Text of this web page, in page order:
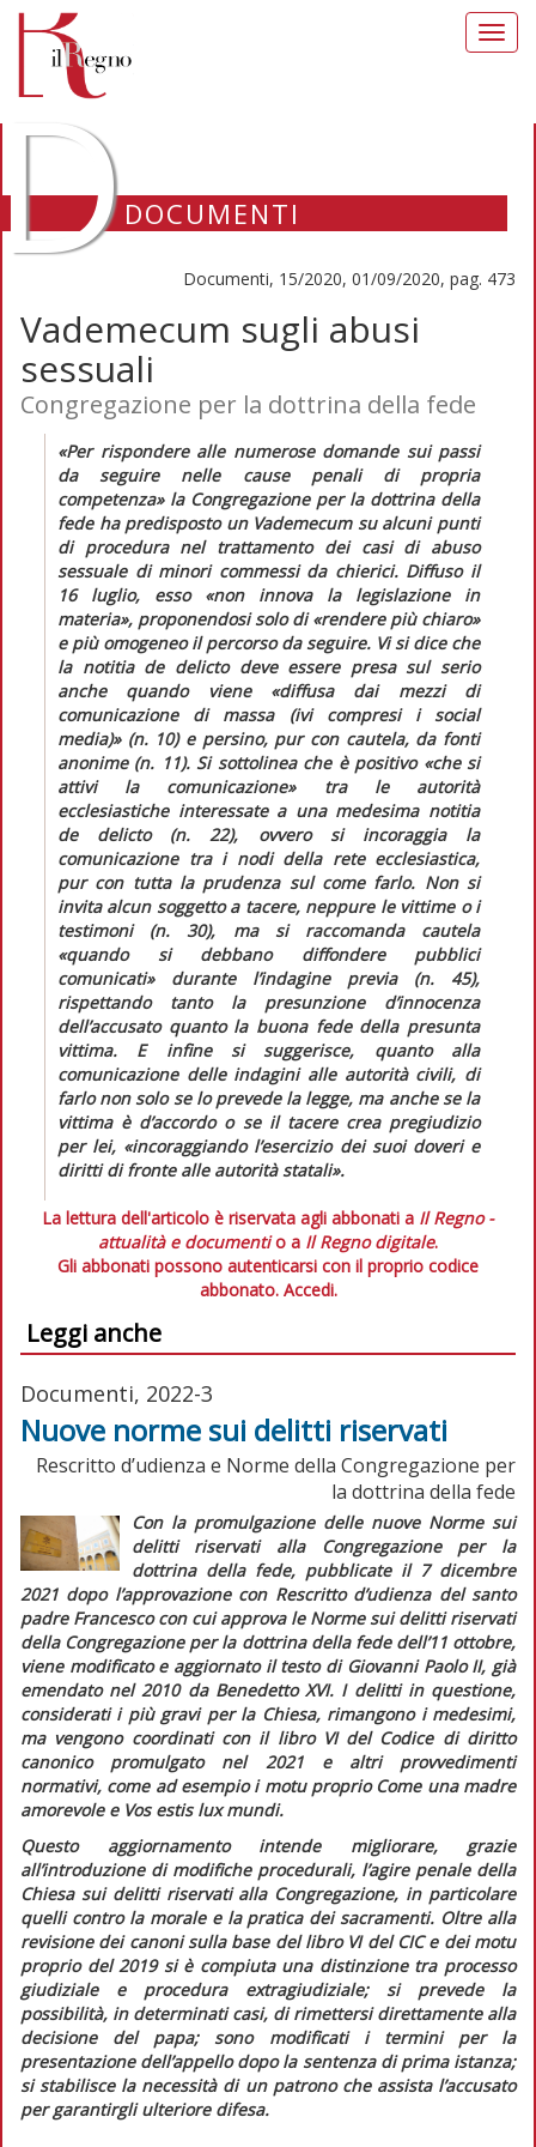
DOCUMENTI
Documenti, 15/2020, 01/09/2020, pag. 473
Vademecum sugli abusi
sessuali
Congregazione per la dottrina della fede
«Per rispondere alle numerose domande sui passi
da seguire nelle cause penali di propria
competenza» la Congregazione per la dottrina della
fede ha predisposto un Vademecumsu alcuni punti
di procedura nel trattamento dei casi di abuso
sessuale di minori commessi da chierici. Diffuso il
16 luglio, esso «non innova la legislazione in
materia», proponendosi solo di «rendere più chiaro»
e più omogeneo il percorso da seguire. Vi si dice che
la notitia de delictodeve essere presa sul serio
anche quando viene «diffusa dai mezzi di
comunicazione di massa (ivi compresi i social
media)» (n. 10) e persino, pur con cautela, da fonti
anonime (n. 11). Si sottolinea che è positivo «che si
attivi la comunicazione» tra le autorità
ecclesiastiche interessate a una medesima notitia
de delicto(n. 22), ovvero si incoraggia la
comunicazione tra i nodi della rete ecclesiastica,
pur con tutta la prudenza sul comefarlo. Non si
invita alcun soggetto a tacere, neppure le vittime o i
testimoni (n. 30), ma si raccomanda cautela
«quando si debbano diffondere pubblici
comunicati» durante l’indagine previa (n. 45),
rispettando tanto la presunzione d’innocenza
dell’accusato quanto la buona fede della presunta
vittima. E infine si suggerisce, quanto alla
comunicazione delle indagini alle autorità civili, di
farlo non solo se lo prevede la legge, ma anche se la
vittima è d’accordo o se il tacere crea pregiudizio
per lei, «incoraggiando l’esercizio dei suoi doveri e
diritti di fronte alle autorità statali».
La lettura dell'articolo è riservata agli abbonati a Il Regno -
attualità e documentio a Il Regno digitale.
Gli abbonati possono autenticarsi con il proprio codice
abbonato. Accedi.
Leggi anche
Documenti, 2022-3
Nuove norme sui delitti riservati
Rescritto d’udienza e Norme della Congregazione per
la dottrina della fede
Con la promulgazione delle nuove Norme sui
delitti riservati alla
Congregazione per la
dottrina della fede, pubblicate il 7 dicembre
2021 dopo l’approvazione con Rescritto d’udienza del santo
padre Francesco con cui approva le Norme sui delitti riservati
della Congregazione per la dottrina della fede dell’11 ottobre,
viene modificato e aggiornato il testo di Giovanni Paolo II, già
emendato nel 2010 da Benedetto XVI. I delitti in questione,
considerati i più gravi per la Chiesa, rimangono i medesimi,
ma vengono coordinati con il libro VI del Codice di diritto
canonicopromulgato nel 2021 e altri provvedimenti
normativi, come ad esempio i motu proprioCome una madre
amorevolee Vos estis lux mundi.
Questo aggiornamento intende migliorare, grazie
all’introduzione di modifiche procedurali, l’agire penale della
Chiesa sui delitti riservati alla Congregazione, in particolare
quelli contro la morale e la pratica dei sacramenti. Oltre alla
revisione dei canoni sulla base del libro VI del CICe dei motu
proprio del 2019 si è compiuta una distinzione tra processo
giudiziale e procedura extragiudiziale; si prevede la
possibilità, in determinati casi, di rimettersi direttamente alla
decisione del papa; sono modificati i termini per la
presentazione dell’appello dopo la sentenza di prima istanza;
si stabilisce la necessità di un patrono che assista l’accusato
per garantirgli ulteriore difesa.